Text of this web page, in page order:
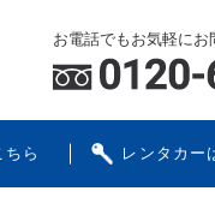
お電話でもお気軽に
ら レンタカー